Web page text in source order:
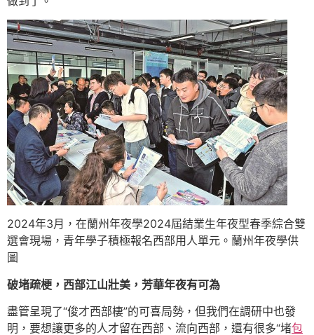
2024年3月，在蘭州年夜學2024屆結業生年夜型春季綜合雙
選會現場，青年學子積極報名西部用人單元。蘭州年夜學供
圖
破堵疏梗，西部江山壯美，芳華年夜有可為
盡管呈現了“俊才西部棲”的可喜局勢，但我們在調研中也發
明，要想讓更多的人才留在西部、流向西部，還有很多“堵包